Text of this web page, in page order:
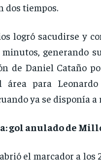
dos tiempos.
logró sacudirse y
minutos, generando
de Daniel Cataño
área para
ya se disponía a
gol anulado de
el marcador a